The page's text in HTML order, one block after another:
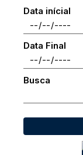
Data inícial
Data Final
Busca